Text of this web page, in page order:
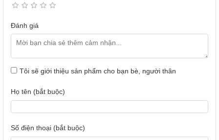
Vỏ ngoài của củ sạc được làm từ vật liệu nhựa ABS cao
cấp, có độ bền cao và khả năng chống cháy tốt. Các chi tiết
được hoàn thiện tỉ mỉ, mang đến cảm giác sang trọng và
đẳng cấp. Với kiểu dáng trẻ trung và hiện đại, củ sạc này
Đánh giá
Tôi sẽ giới thiệu sản phẩm cho bạn bè, người thân
Họ tên (bắt buộc)
Số điện thoại (bắt buộc)